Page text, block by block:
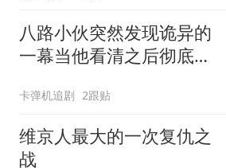
八路小伙突然发现诡异的
一幕当他看清之后彻底吓
卡弹机追剧 2跟贴
维京人最大的一次复仇之
战